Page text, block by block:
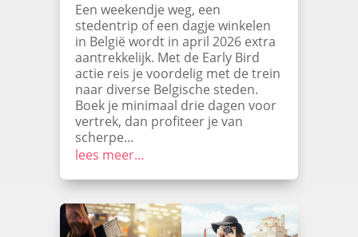
Een weekendje weg, een
stedentrip of een dagje winkelen
in België wordt in april 2026 extra
aantrekkelijk. Met de Early Bird
actie reis je voordelig met de trein
naar diverse Belgische steden.
Boek je minimaal drie dagen voor
vertrek, dan profiteer je van
scherpe…
lees meer…